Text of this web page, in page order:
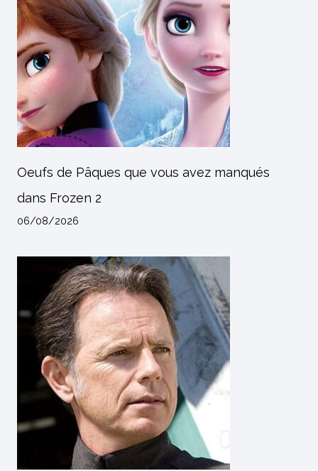
Oeufs de Pâques que vous avez manqués
dans Frozen 2
06/08/2026